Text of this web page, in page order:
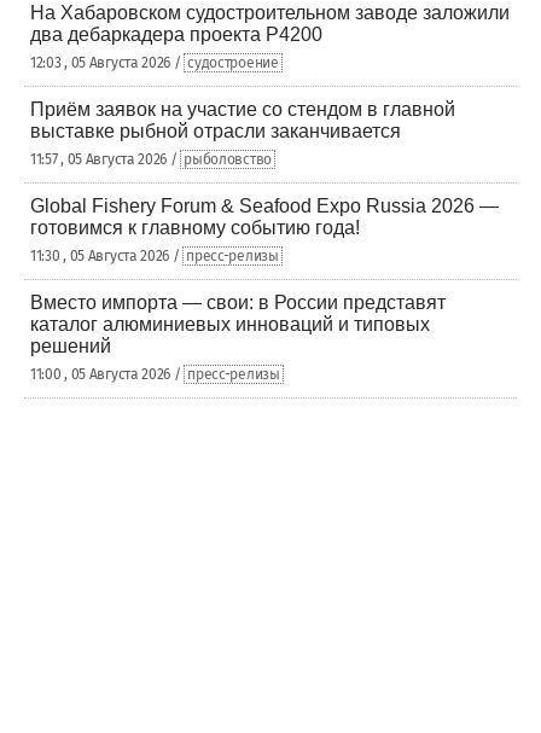
На Хабаровском судостроительном заводе заложили
два дебаркадера проекта Р4200
12:03 , 05 Августа 2026 / судостроение
Приём заявок на участие со стендом в главной
выставке рыбной отрасли заканчивается
11:57 , 05 Августа 2026 / рыболовство
Global Fishery Forum & Seafood Expo Russia 2026 —
готовимся к главному событию года!
11:30 , 05 Августа 2026 / пресс-релизы
Вместо импорта — свои: в России представят
каталог алюминиевых инноваций и типовых
решений
11:00 , 05 Августа 2026 / пресс-релизы